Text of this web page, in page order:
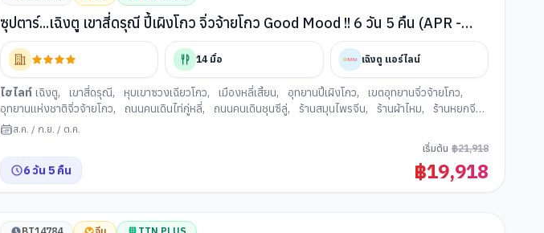
ซุปตาร์...เฉิงตู เขาสี่ดรุณี ปี้เผิงโกว จิ่วจ้ายโกว Good Mood !! 6 วัน 5 คืน (APR -
OCT 26) บินดึก-กลับค่ำ
14 มื้อ เฉิงตู แอร์ไลน์
ไฮไลท์ เฉิงตู, เขาสี่ดรุณี, หุบเขาซวงเฉียวโกว, เมืองหลี่เสี้ยน, อุทยานปี้เผิงโกว, เขตอุทยานจิ่วจ้ายโกว,
อุทยานแห่งชาติจิ่วจ้ายโกว, ถนนคนเดินไท่กู่หลี่, ถนนคนเดินชุนซีลู่, ร้านสมุนไพรจีน, ร้านผ้าไหม, ร้านหยกจีน,
ซอยกว้างแคบ (เมืองเฉิงตู)
ส.ค. / ก.ย. / ต.ค.
6 วัน 5 คืน
เริ่มต้น ฿21,918
฿19,918